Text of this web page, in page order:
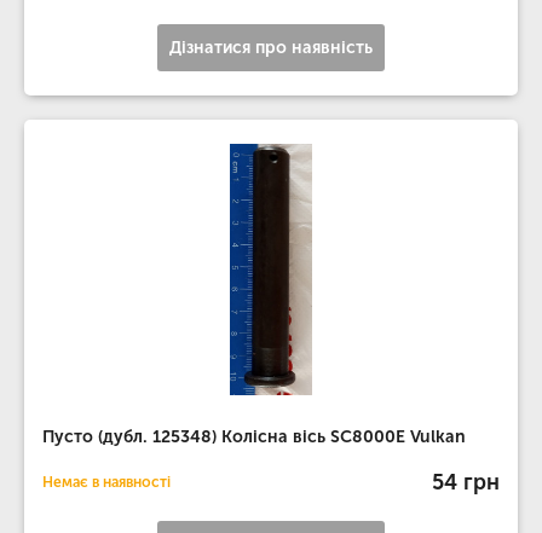
Дізнатися про наявність
Пусто (дубл. 125348) Колісна вісь SC8000E Vulkan
Немає в наявності 54 грн